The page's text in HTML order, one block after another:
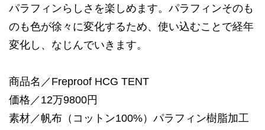
パラフィンらしさを楽しめます。パラフィンそのも
のも色が徐々に変化するため、使い込むことで経年
変化し、なじんでいきます。
商品名／Freproof HCG TENT
価格／12万9800円
素材／帆布（コットン100%）パラフィン樹脂加工